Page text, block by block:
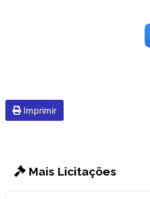
Imprimir
Mais Licitações